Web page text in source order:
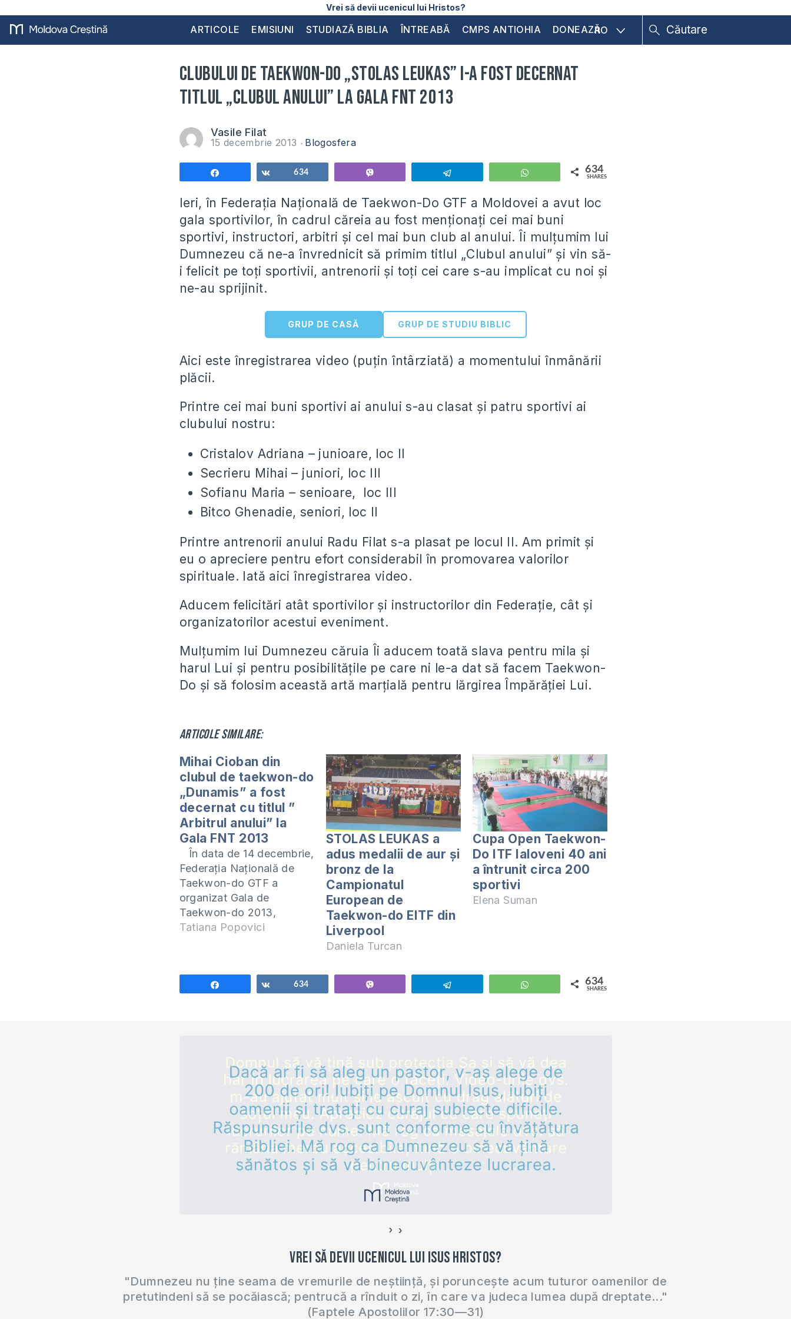
Vrei să devii ucenicul lui Hristos?
ARTICOLE EMISIUNI STUDIAZĂ BIBLIA ÎNTREABĂ CMPS ANTIOHIA DONEAZĂRO
Clubului de Taekwon-Do „Stolas Leukas” i-a fost decernat
titlul „Clubul anului” la Gala FNT 2013
Vasile Filat
15 decembrie 2013 Blogosfera
Share634 WhatsApp 634
SHARES
Ieri, în Federația Națională de Taekwon-Do GTF a Moldovei a avut loc
gala sportivilor, în cadrul căreia au fost menționați cei mai buni
sportivi, instructori, arbitri și cel mai bun club al anului. Îi mulțumim lui
Dumnezeu că ne-a învrednicit să primim titlul „Clubul anului” și vin să-
i felicit pe toți sportivii, antrenorii și toți cei care s-au implicat cu noi și
ne-au sprijinit.
GRUP DE CASĂ GRUP DE STUDIU BIBLIC
Aici este înregistrarea video (puțin întârziată) a momentului înmânării
plăcii.
Printre cei mai buni sportivi ai anului s-au clasat și patru sportivi ai
clubului nostru:
Cristalov Adriana – junioare, loc II
Secrieru Mihai – juniori, loc III
Sofianu Maria – senioare, loc III
Bitco Ghenadie, seniori, loc II
Printre antrenorii anului Radu Filat s-a plasat pe locul II. Am primit și
eu o apreciere pentru efort considerabil în promovarea valorilor
spirituale. Iată aici înregistrarea video.
Aducem felicitări atât sportivilor și instructorilor din Federație, cât și
organizatorilor acestui eveniment.
Mulțumim lui Dumnezeu căruia Îi aducem toată slava pentru mila și
harul Lui și pentru posibilitățile pe care ni le-a dat să facem Taekwon-
Do și să folosim această artă marțială pentru lărgirea Împărăției Lui.
Articole similare:
Mihai Cioban din
clubul de taekwon-do
„Dunamis” a fost
decernat cu titlul ”
Arbitrul anului” la
Gala FNT 2013
În data de 14 decembrie,
Federaţia Naţională de
Taekwon-do GTF a
organizat Gala de
Taekwon-do 2013,
decernînd premii celor mai
efort în promovarea
Tatiana Popovici
STOLAS LEUKAS a
adus medalii de aur și
bronz de la
Campionatul
European de
Taekwon-do EITF din
Liverpool
Daniela Turcan
Cupa Open Taekwon-
Do ITF Ialoveni 40 ani
a întrunit circa 200
sportivi
Elena Suman
Share634 WhatsApp 634
SHARES
‹ ›
Vrei să devii ucenicul lui Isus Hristos?
"Dumnezeu nu ține seama de vremurile de neștiință, și poruncește acum tuturor oamenilor de
pretutindeni să se pocăiască; pentrucă a rînduit o zi, în care va judeca lumea după dreptate..."
(Faptele Apostolilor 17:30—31)